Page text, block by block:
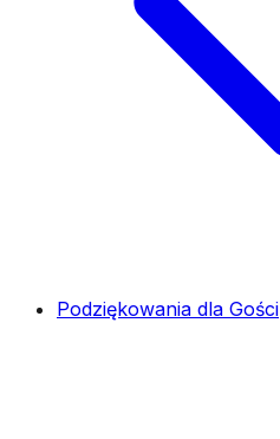
Podziękowania dla Gości